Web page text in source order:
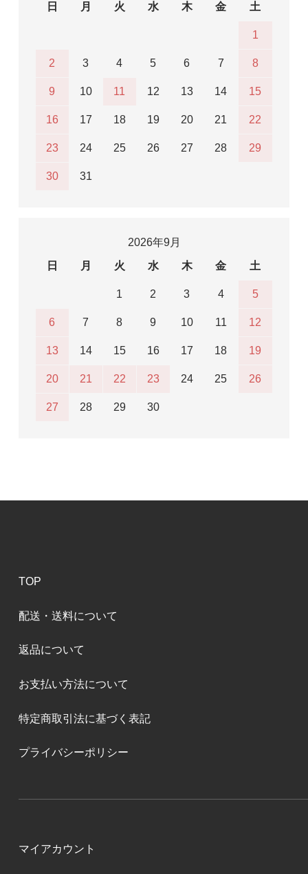
日
月 火 水 木 金 土
1
2 3 4 5 6 7 8
9 10 11 12 13 14 15
16 17 18 19 20 21 22
23 24 25 26 27 28 29
30 31
2026年9月
日
月 火 水 木 金 土
1 2 3 4 5
6 7 8 9 10 11 12
13 14 15 16 17 18 19
20 21 22 23 24 25 26
27 28 29 30
TOP
配送・送料について
返品について
お支払い方法について
特定商取引法に基づく表記
プライバシーポリシー
マイアカウント